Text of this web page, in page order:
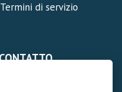
Termini di servizio